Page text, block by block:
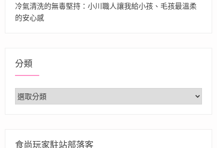
冷氣清洗的無毒堅持：小川職人讓我給小孩、毛孩最溫柔
的安心感
分類
分
類
食尚玩家駐站部落客